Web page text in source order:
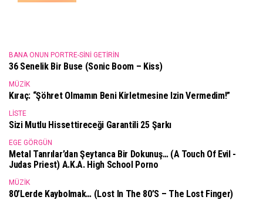
BANA ONUN PORTRE-SINI GETIRIN
36 Senelik Bir Buse (Sonic Boom – Kiss)
MÜZIK
Kıraç: “Şöhret Olmamın Beni Kirletmesine Izin Vermedim!”
LISTE
Sizi Mutlu Hissettireceği Garantili 25 Şarkı
EGE GÖRGÜN
Metal Tanrılar’dan Şeytanca Bir Dokunuş… (A Touch Of Evil -
Judas Priest) A.k.a. High School Porno
MÜZIK
80’lerde Kaybolmak… (Lost In The 80’s – The Lost Finger)